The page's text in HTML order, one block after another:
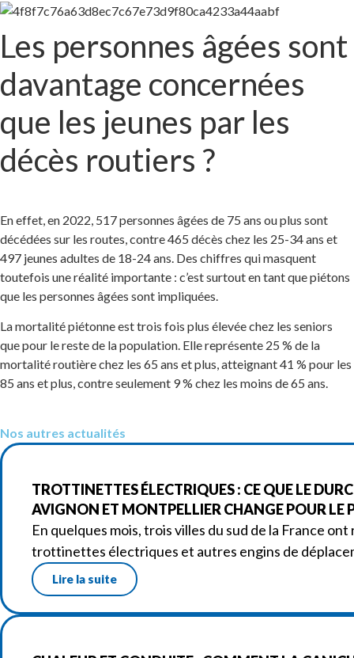
Les personnes âgées sont
davantage concernées
que les jeunes par les
décès routiers ?
En effet, en 2022, 517 personnes âgées de 75 ans ou plus sont
décédées sur les routes, contre 465 décès chez les 25-34 ans et
497 jeunes adultes de 18-24 ans. Des chiffres qui masquent
toutefois une réalité importante : c’est surtout en tant que piétons
que les personnes âgées sont impliquées.
La mortalité piétonne est trois fois plus élevée chez les seniors
que pour le reste de la population. Elle représente 25 % de la
mortalité routière chez les 65 ans et plus, atteignant 41 % pour les
85 ans et plus, contre seulement 9 % chez les moins de 65 ans.
Nos autres actualités
TROTTINETTES ÉLECTRIQUES : CE QUE LE
AVIGNON ET MONTPELLIER CHANGE POUR LE
En quelques mois, trois villes du sud de la France
trottinettes électriques et autres engins de
Lire la suite